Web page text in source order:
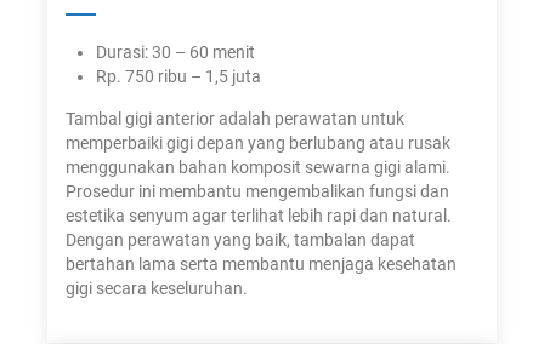
Durasi: 30 – 60 menit
Rp. 750 ribu – 1,5 juta
Tambal gigi anterior adalah perawatan untuk
memperbaiki gigi depan yang berlubang atau rusak
menggunakan bahan komposit sewarna gigi alami.
Prosedur ini membantu mengembalikan fungsi dan
estetika senyum agar terlihat lebih rapi dan natural.
Dengan perawatan yang baik, tambalan dapat
bertahan lama serta membantu menjaga kesehatan
gigi secara keseluruhan.